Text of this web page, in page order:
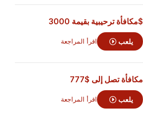
$مكافأة ترحيبية بقيمة 3000
يلعب اقرأ المراجعة
مكافأة تصل إلى$777
يلعب اقرأ المراجعة